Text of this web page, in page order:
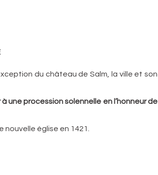
du château de Salm, la ville et son
procession solennelle en l’honneur de
nouvelle église en 1421.